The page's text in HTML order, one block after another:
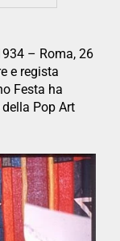
– Roma, 26
e regista
Festa ha
Pop Art